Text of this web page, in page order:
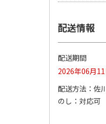
【グリーテ
手】グリーテ
配送情報
配送期間
2026年06月
配送方法
佐
のし
対応可